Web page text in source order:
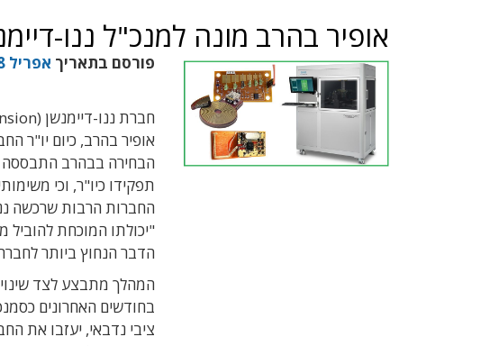
אופיר בהרב מונה למנכ"ל ננו-
פורסם בתאריך אפריל 8, 2025
אופיר בהרב, כיום יו"ר
הבחירה בבהרב התבססה
תפקידו כיו"ר, וכי
החברות הרבות שרכשה
"יכולתו המוכחת להוביל
הדבר הנחוץ ביותר
המהלך מתבצע לצד
בחודשים האחרונים